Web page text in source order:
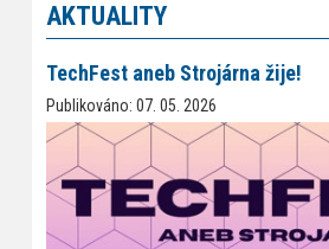
AKTUALITY
TechFest aneb Strojárna žije!
Publikováno: 07. 05. 2026